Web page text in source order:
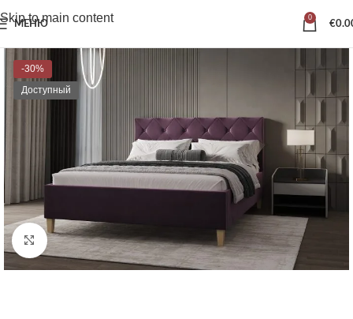
Skip to main content
МЕНЮ
0
€
-30%
Доступный
Нажмите, чтобы увеличить